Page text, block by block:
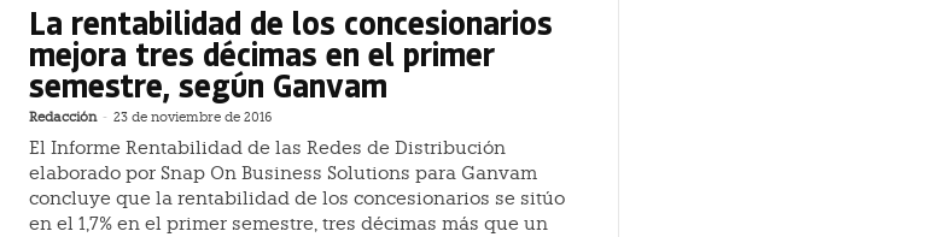
La rentabilidad de los concesionarios
mejora tres décimas en el primer
semestre, según Ganvam
Redacción - 23 de noviembre de 2016
El Informe Rentabilidad de las Redes de Distribución
elaborado por Snap On Business Solutions para Ganvam
concluye que la rentabilidad de los concesionarios se sitúo
en el 1,7% en el primer semestre, tres décimas más que un